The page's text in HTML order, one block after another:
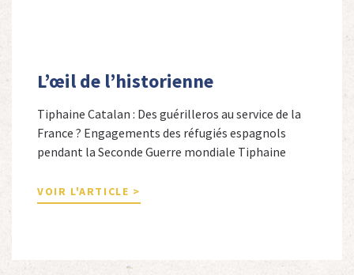
L’œil de l’historienne
Tiphaine Catalan : Des guérilleros au service de la
France ? Engagements des réfugiés espagnols
pendant la Seconde Guerre mondiale Tiphaine
secondaire et docteure en études hispaniques. Elle
est spécialiste de l’histoire contemporaine des
VOIR L'ARTICLE >